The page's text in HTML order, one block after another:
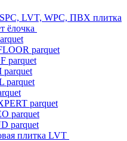
SPC, LVT, WPC, ПВХ плитка
ёлочка
parquet
parquet
parquet
parquet
parquet
parquet
плитка LVT